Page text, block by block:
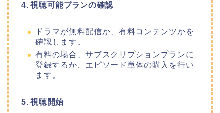
4. 視聴可能プランの確認
ドラマが無料配信か、有料コンテンツかを
確認します。
有料の場合、サブスクリプションプランに
登録するか、エピソード単体の購入を行い
ます。
5. 視聴開始